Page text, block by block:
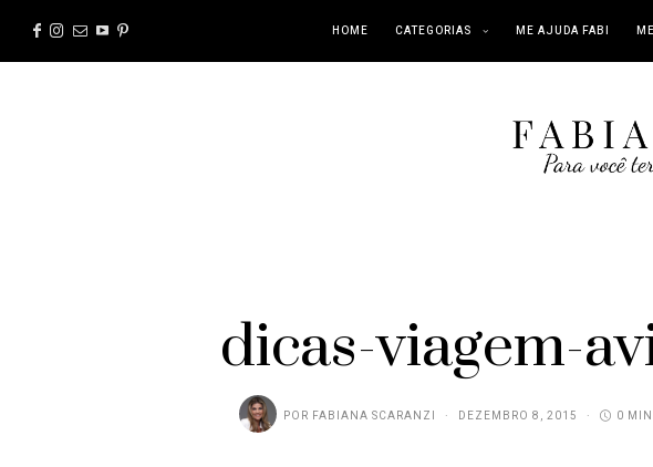
HOME CATEGORIAS ME AJUDA FABI
dicas-viagem-
POR FABIANA SCARANZI DEZEMBRO 8, 2015 0